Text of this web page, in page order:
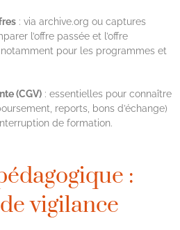
: via archive.org ou captures
l’offre passée et l’offre
pour les programmes et
(CGV) : essentielles pour connaître
reports, bons d’échange)
de formation.
:
vigilance